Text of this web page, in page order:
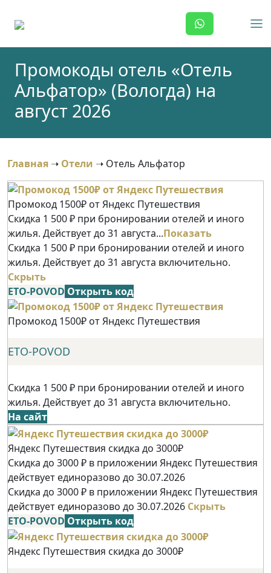
Промокоды отель «Отель
Альфатор» (Вологда) на
август 2026
Главная ➝ Отели ➝ Отель Альфатор
Промокод 1500₽ от Яндекс Путешествия
Скидка 1 500 ₽ при бронировании отелей и иного
жилья. Действует до 31 августа...Показать
Скидка 1 500 ₽ при бронировании отелей и иного
жилья. Действует до 31 августа включительно.
Скрыть
ETO-POVOD Открыть код
Промокод 1500₽ от Яндекс Путешествия
ETO-POVOD
Скидка 1 500 ₽ при бронировании отелей и иного
жилья. Действует до 31 августа включительно.
На сайт
Яндекс Путешествия скидка до 3000₽
Скидка до 3000 ₽ в приложении Яндекс Путешествия
действует единоразово до 30.07.2026
Скидка до 3000 ₽ в приложении Яндекс Путешествия
действует единоразово до 30.07.2026 Скрыть
ETO-POVOD Открыть код
Яндекс Путешествия скидка до 3000₽